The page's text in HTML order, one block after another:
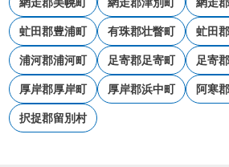
虻田郡豊浦町 有珠郡壮瞥町 虻田
浦河郡浦河町 足寄郡足寄町 足寄
厚岸郡厚岸町 厚岸郡浜中町 阿寒
択捉郡留別村